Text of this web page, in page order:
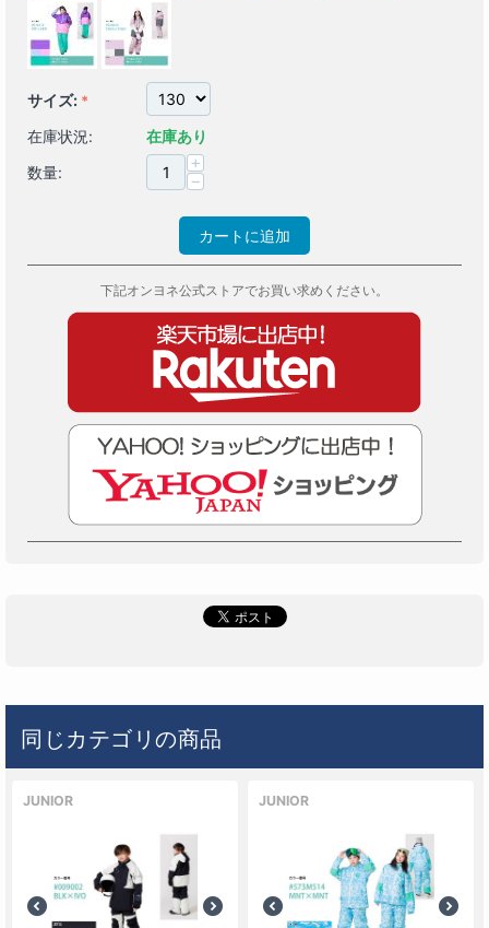
サイズ:
在庫状況:
在庫あり
数量:
+
−
カートに追加
下記オンヨネ公式ストアでお買い求めください。
同じカテゴリの商品
JUNIOR JUNIOR